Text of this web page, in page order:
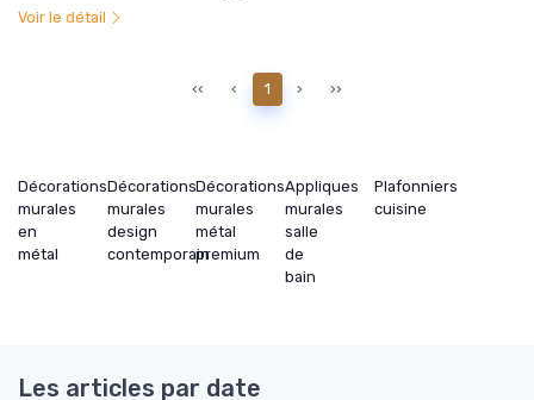
Voir le détail
‹‹ ‹ 1 › ››
Décorations
murales
en
métal
Décorations
murales
design
contemporain
Décorations
murales
métal
premium
Appliques
murales
salle
de
bain
Plafonniers
cuisine
Les articles par date